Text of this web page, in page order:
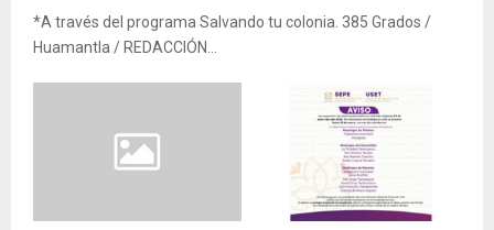
*A través del programa Salvando tu colonia. 385 Grados /
Huamantla / REDACCIÓN...